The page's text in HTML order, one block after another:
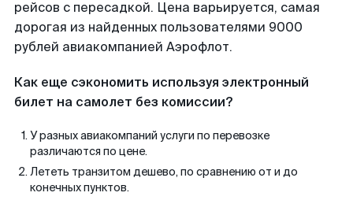
рейсов с пересадкой. Цена варьируется, самая
дорогая из найденных пользователями 9000
рублей авиакомпанией Аэрофлот.
Как еще сэкономить используя электронный
билет на самолет без комиссии?
У разных авиакомпаний услуги по перевозке
различаются по цене.
Лететь транзитом дешево, по сравнению от и до
конечных пунктов.